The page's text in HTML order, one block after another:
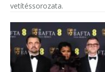
vetítéssorozata.